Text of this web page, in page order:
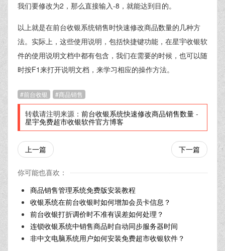
我们要修改为2，那么直接输入-8，就能达到目的。
以上就是在前台收银系统销售时快速修改商品数量的几种方
法。实际上，这些使用说明，包括快捷键功能，在星宇收银软
件的使用说明文档中都有包含，我们在需要的时候，也可以随
时按F1来打开说明文档，来学习相应的操作方法。
前台收银 商品销售
转载请注明来源： 前台收银系统快速修改商品销售数量 -
星宇免费超市收银软件官方博客
上一篇 下一篇
你可能也喜欢：
商品销售管理系统免费版安装教程
收银系统在前台收银时如何增加会员卡信息？
前台收银打折调价时不准有误差如何处理？
连锁收银系统中销售商品时自动同步服务器时间
非中文电脑系统用户如何安装免费超市收银软件？